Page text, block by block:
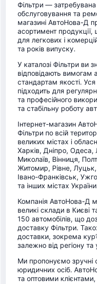
Фільтри — затребувана
обслуговування та
магазині АвтоНова-Д
асортимент продукції,
для легкових і
та років випуску.
У каталозі Фільтри ви
відповідають вимогам
стандартам якості. Уся
підходить для
та професійного
та стабільну роботу
Інтернет-магазин
Фільтри по всій
великих містах і
Харків, Дніпро, Одеса,
Миколаїв, Вінниця,
Житомир, Рівне,
Івано-Франківськ,
та інших містах
Компанія АвтоНова-Д
великі склади в Києві
150 автомобілів, що
доставку Фільтри.
доставки, зокрема
залежно від регіону
Ми пропонуємо зручні
юридичних осіб.
та оптовими